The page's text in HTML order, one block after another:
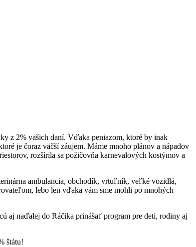
z 2% vašich daní. Vďaka peniazom, ktoré by inak
je čoraz väčší záujem. Máme mnoho plánov a nápadov
rozšírila sa požičovňa karnevalových kostýmov a
ambulancia, obchodík, vrtuľník, veľké vozidlá,
lebo len vďaka vám sme mohli po mnohých
aj naďalej do Ráčika prinášať program pre deti, rodiny aj
štátu!